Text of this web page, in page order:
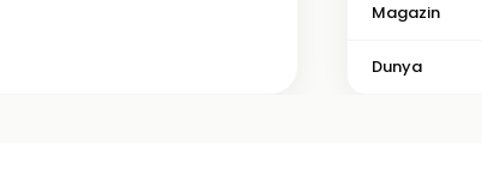
Magazin
Dunya